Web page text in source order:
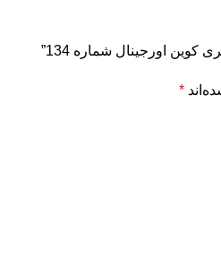
اورجینال شماره 134”
*